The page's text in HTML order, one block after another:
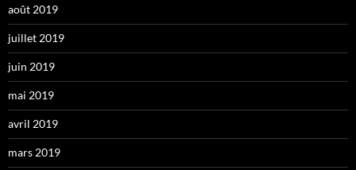
août 2019
juillet 2019
juin 2019
mai 2019
avril 2019
mars 2019